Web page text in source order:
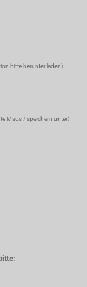
bitte herunter laden)
Maus / speichern unter)